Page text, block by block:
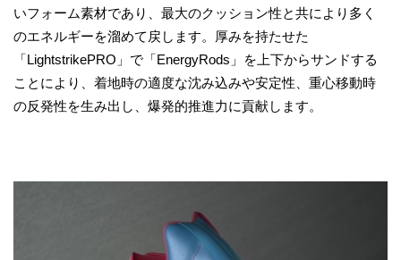
いフォーム素材であり、最大のクッション性と共により多く
のエネルギーを溜めて戻します。厚みを持たせた
「LightstrikePRO」で「EnergyRods」を上下からサンドする
ことにより、着地時の適度な沈み込みや安定性、重心移動時
の反発性を生み出し、爆発的推進力に貢献します。